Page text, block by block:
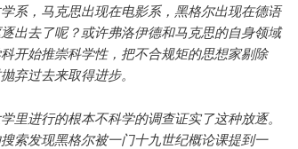
系，马克思出现在电影系，黑格尔出现在德语
出去了呢？或许弗洛伊德和马克思的自身领域
开始推崇科学性，把不合规矩的思想家剔除
弃过去来取得进步。
进行的根本不科学的调查证实了这种放逐。
索发现黑格尔被一门十九世纪概论课提到一